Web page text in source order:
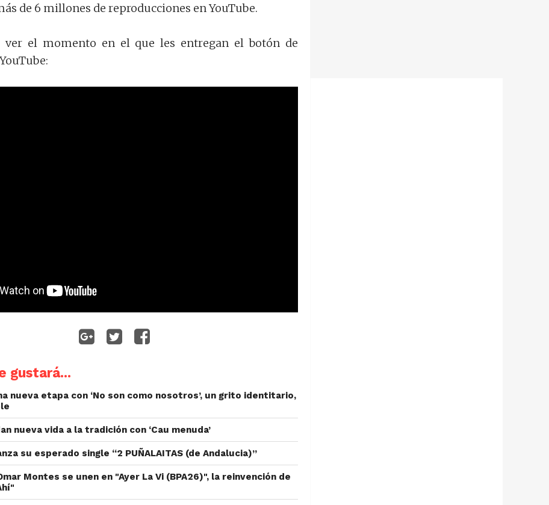
de 6 millones de reproducciones en YouTube.
ver el momento en el que les entregan el botón de
gustará...
nueva etapa con ‘No son como nosotros’, un grito identitario,
nueva vida a la tradición con ‘Cau menuda’
su esperado single “2 PUÑALAITAS (de Andalucia)”
Montes se unen en "Ayer La Vi (BPA26)", la reinvención de